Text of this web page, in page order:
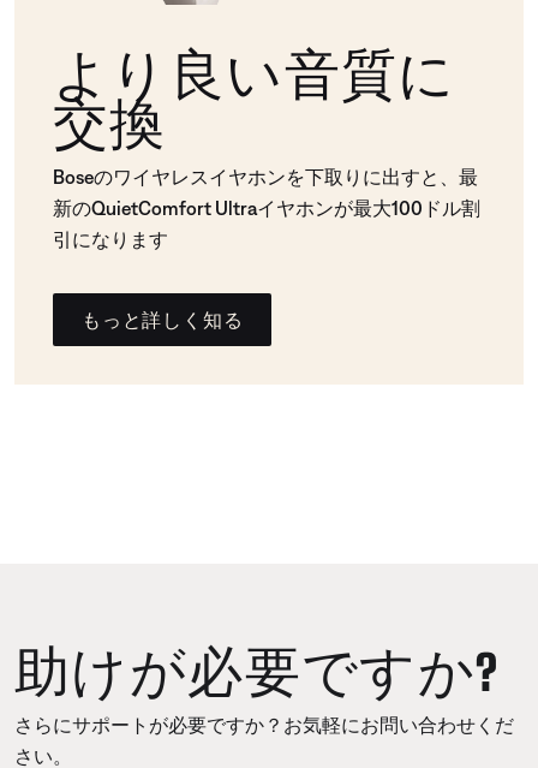
より良い音質に
交換
Boseのワイヤレスイヤホンを下取りに出すと、最
新のQuietComfort Ultraイヤホンが最大100ドル割
引になります
もっと詳しく知る
助けが必要ですか?
さらにサポートが必要ですか？お気軽にお問い合わせくだ
さい。